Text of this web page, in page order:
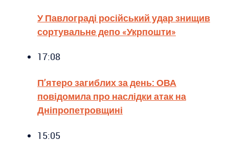
У Павлограді російський удар знищив
сортувальне депо «Укрпошти»
17:08
П’ятеро загиблих за день: ОВА
повідомила про наслідки атак на
Дніпропетровщині
15:05